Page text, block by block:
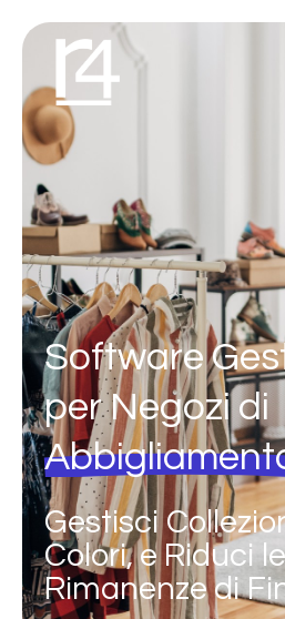
Software
per Negozi di
Gestisci
Colori, e Riduci le
Rimanenze di